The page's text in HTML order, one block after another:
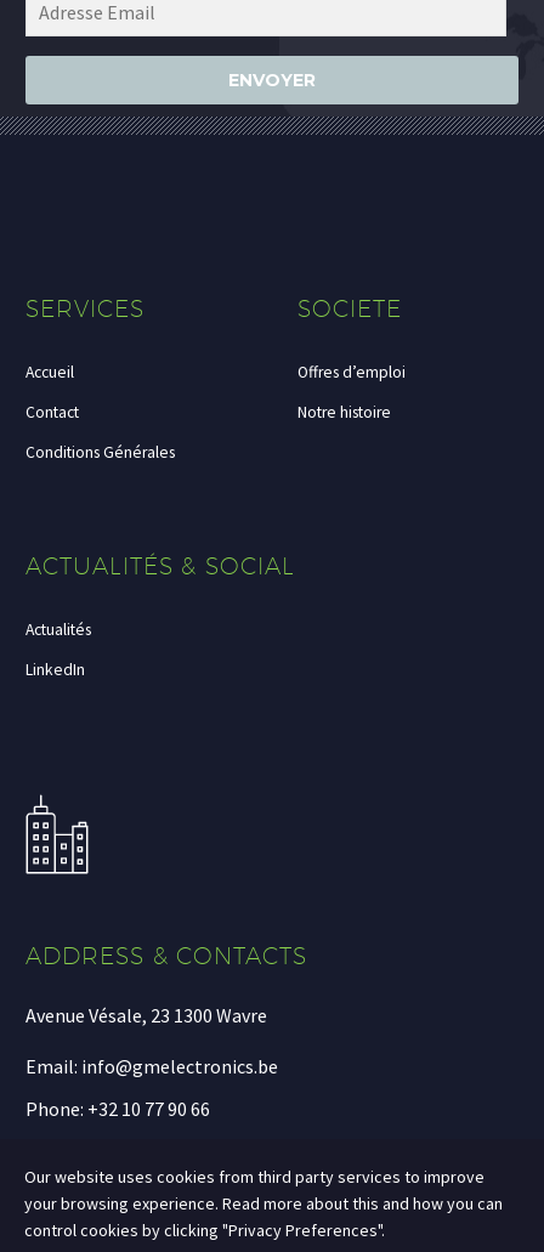
ENVOYER
SERVICES
Accueil
Contact
Conditions Générales
SOCIETE
Offres d’emploi
Notre histoire
ACTUALITÉS & SOCIAL
Actualités
LinkedIn
ADDRESS & CONTACTS
Avenue Vésale, 23 1300 Wavre
Email: info@gmelectronics.be
Phone: +32 10 77 90 66
Our website uses cookies from third party services to improve
your browsing experience. Read more about this and how you can
control cookies by clicking "Privacy Preferences".